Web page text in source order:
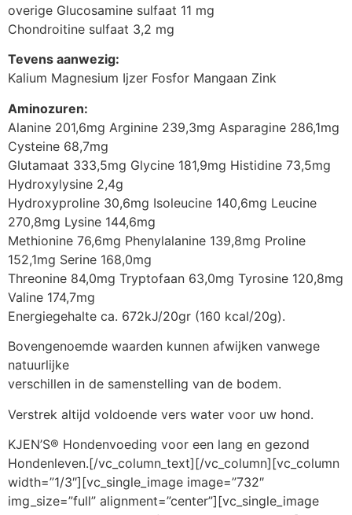
overige Glucosamine sulfaat 11 mg
Chondroitine sulfaat 3,2 mg
Tevens aanwezig:
Kalium Magnesium Ijzer Fosfor Mangaan Zink
Aminozuren:
Alanine 201,6mg Arginine 239,3mg Asparagine 286,1mg
Cysteine 68,7mg
Glutamaat 333,5mg Glycine 181,9mg Histidine 73,5mg
Hydroxylysine 2,4g
Hydroxyproline 30,6mg Isoleucine 140,6mg Leucine
270,8mg Lysine 144,6mg
Methionine 76,6mg Phenylalanine 139,8mg Proline
152,1mg Serine 168,0mg
Threonine 84,0mg Tryptofaan 63,0mg Tyrosine 120,8mg
Valine 174,7mg
Energiegehalte ca. 672kJ/20gr (160 kcal/20g).
Bovengenoemde waarden kunnen afwijken vanwege
natuurlijke
verschillen in de samenstelling van de bodem.
Verstrek altijd voldoende vers water voor uw hond.
KJEN’S® Hondenvoeding voor een lang en gezond
Hondenleven.[/vc_column_text][/vc_column][vc_column
width=”1/3″][vc_single_image image=”732″
img_size=”full” alignment=”center”][vc_single_image